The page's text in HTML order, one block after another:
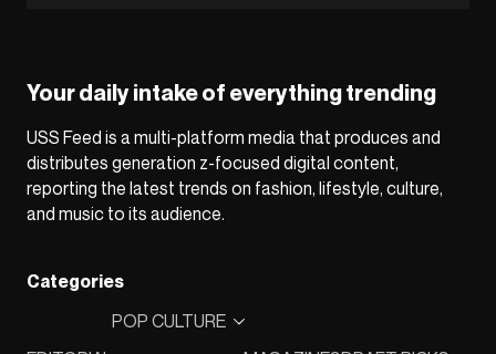
Your daily intake of everything trending
USS Feed is a multi-platform media that produces and
distributes generation z-focused digital content,
reporting the latest trends on fashion, lifestyle, culture,
and music to its audience.
Categories
POP CULTURE